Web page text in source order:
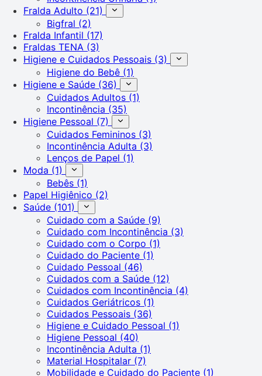
Fralda Adulto (21)
Bigfral (2)
Fralda Infantil (17)
Fraldas TENA (3)
Higiene e Cuidados Pessoais (3)
Higiene do Bebê (1)
Higiene e Saúde (36)
Cuidados Adultos (1)
Incontinência (35)
Higiene Pessoal (7)
Cuidados Femininos (3)
Incontinência Adulta (3)
Lenços de Papel (1)
Moda (1)
Bebês (1)
Papel Higiênico (2)
Saúde (101)
Cuidado com a Saúde (9)
Cuidado com Incontinência (3)
Cuidado com o Corpo (1)
Cuidado do Paciente (1)
Cuidado Pessoal (46)
Cuidados com a Saúde (12)
Cuidados com Incontinência (4)
Cuidados Geriátricos (1)
Cuidados Pessoais (36)
Higiene e Cuidado Pessoal (1)
Higiene Pessoal (40)
Incontinência Adulta (1)
Material Hospitalar (7)
Mobilidade e Cuidado do Paciente (1)